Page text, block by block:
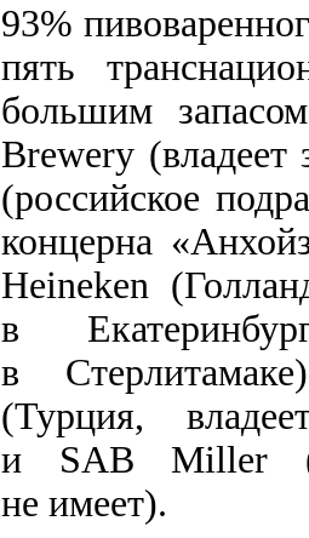
93%
пять
большим
Brewery (владеет
(российское
концерна
Heineken
в
в
(Турция,
и SAB Miller
не имеет).